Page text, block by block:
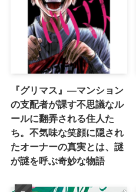
『グリマス』―マンション
の支配者が課す不思議なル
ールに翻弄される住人た
ち。不気味な笑顔に隠され
たオーナーの真実とは、謎
が謎を呼ぶ奇妙な物語